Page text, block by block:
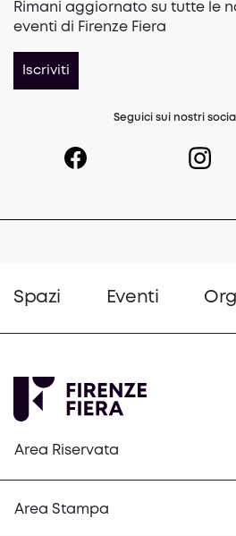
Rimani aggiornato su tutte le
eventi di Firenze Fiera
Iscriviti
Seguici sui nostri
(opens in a new tab)
Spazi Eventi
Area Riservata
Area Stampa